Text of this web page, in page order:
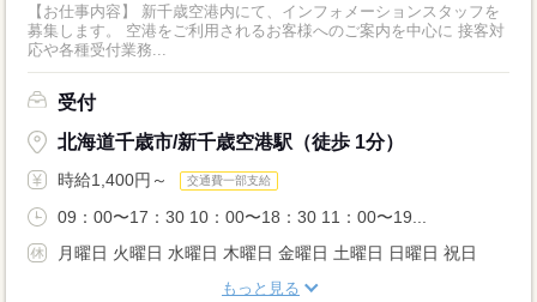
【お仕事内容】 新千歳空港内にて、インフォメーションスタッフを
募集します。 空港をご利用されるお客様へのご案内を中心に 接客対
応や各種受付業務...
受付
北海道千歳市/新千歳空港駅（徒歩 1分）
時給1,400円～ 交通費一部支給
09：00〜17：30 10：00〜18：30 11：00〜19...
月曜日 火曜日 水曜日 木曜日 金曜日 土曜日 日曜日 祝日
もっと見る